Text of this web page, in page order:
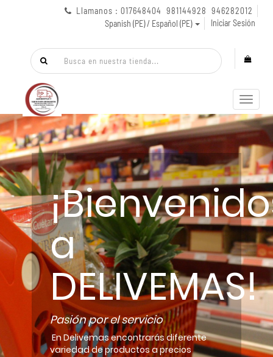
Llamanos : 017648404 981144928 946282012
Spanish (PE) / Español (PE)
Iniciar Sesión
Menú
de
a
DELIVEMAS!
Pasión por el servicio
En Delivemas encontrarás diferente
variedad de productos a precios